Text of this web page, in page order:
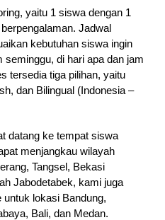
yaitu 1 siswa dengan 1
Jadwal
kebutuhan siswa ingin
seminggu, di hari apa dan jam
tersedia tiga pilihan, yaitu
dan Bilingual (Indonesia –
datang ke tempat siswa
menjangkau wilayah
Tangsel, Bekasi
Jabodetabek, kami juga
lokasi Bandung,
Bali, dan Medan.